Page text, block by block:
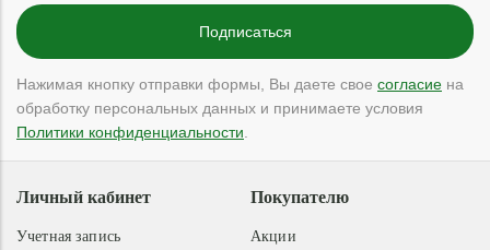
Нажимая кнопку отправки формы, Вы даете свое согласие на
обработку персональных данных и принимаете условия
Политики конфиденциальности
Покупателю
Акции
Личный кабинет
Учетная запись